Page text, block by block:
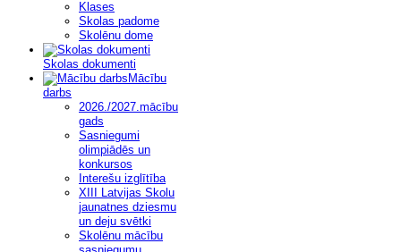
Klases
Skolas padome
Skolēnu dome
Skolas dokumenti
Mācību
darbs
2026./2027.mācību
gads
Sasniegumi
olimpiādēs un
konkursos
Interešu izglītība
XIII Latvijas Skolu
jaunatnes dziesmu
un deju svētki
Skolēnu mācību